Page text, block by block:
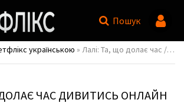
Пошук
українською » Лалі: Та, що долає час / Lali: La que le gana al tiempo / Lali: Time to Step Up
ЧАС ДИВИТИСЬ ОНЛАЙН